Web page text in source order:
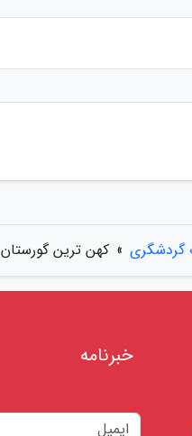
گردشگری » کهن ترین
خبرنامه